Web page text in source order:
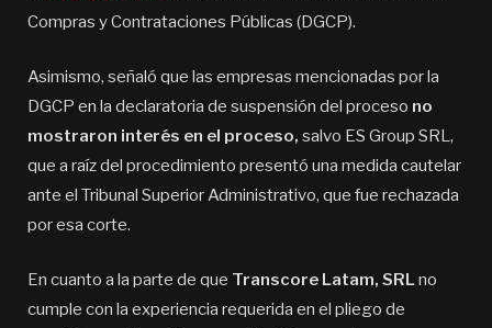
Compras y Contrataciones Públicas (DGCP).
Asimismo, señaló que las empresas mencionadas por la
DGCP en la declaratoria de suspensión del proceso no
mostraron interés en el proceso, salvo ES Group SRL,
que a raíz del procedimiento presentó una medida cautelar
ante el Tribunal Superior Administrativo, que fue rechazada
por esa corte.
En cuanto a la parte de que Transcore Latam, SRLno
cumple con la experiencia requerida en el pliego de